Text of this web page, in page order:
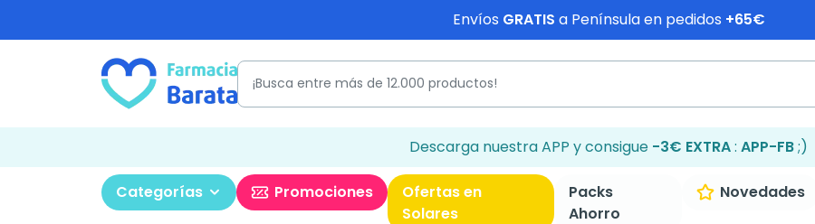
Envíos GRATIS a Península en pedidos +65€
Descarga nuestra APP y consigue -3€ EXTRA: APP-FB;)
Categorías Promociones
Ofertas en
Solares
Packs
Ahorro
Novedades